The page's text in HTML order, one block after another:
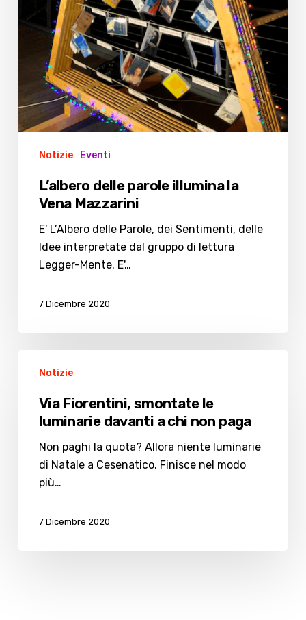
Mazzarini
Notizie Eventi
L’albero delle parole illumina la
Vena Mazzarini
E' L’Albero delle Parole, dei Sentimenti, delle
Idee interpretate dal gruppo di lettura
Legger-Mente. E'…
7 Dicembre 2020
Fiorentini,
luminarie
davanti
paga
Notizie
Via Fiorentini, smontate le
luminarie davanti a chi non paga
Non paghi la quota? Allora niente luminarie
di Natale a Cesenatico. Finisce nel modo
più…
7 Dicembre 2020